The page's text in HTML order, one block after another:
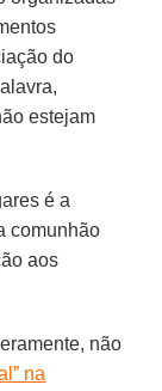
do
estejam
é a
comunhão
aos
não
na